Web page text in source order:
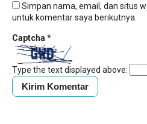
Simpan nama, email, dan situs
untuk komentar saya berikutnya.
Captcha *
Type the text displayed above: